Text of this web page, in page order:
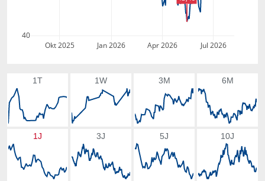
Okt 2025 Jan 2026 Apr 2026 Jul 2026
40
1T 1W 3M 6M
1J 3J 5J 10J